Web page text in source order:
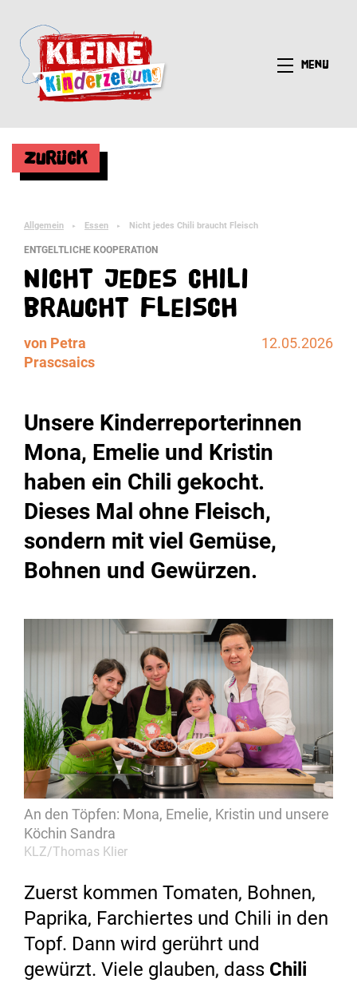
Menü
Zurück
Allgemein ► Essen ► Nicht jedes Chili braucht Fleisch
ENTGELTLICHE KOOPERATION
Nicht jedes Chili
braucht Fleisch
von Petra
Prascsaics
12.05.2026
Unsere Kinderreporterinnen
Mona, Emelie und Kristin
haben ein Chili gekocht.
Dieses Mal ohne Fleisch,
sondern mit viel Gemüse,
Bohnen und Gewürzen.
An den Töpfen: Mona, Emelie, Kristin und unsere
Köchin Sandra
KLZ/Thomas Klier
Zuerst kommen Tomaten, Bohnen,
Paprika, Farchiertes und Chili in den
Topf. Dann wird gerührt und
gewürzt. Viele glauben, dass Chili